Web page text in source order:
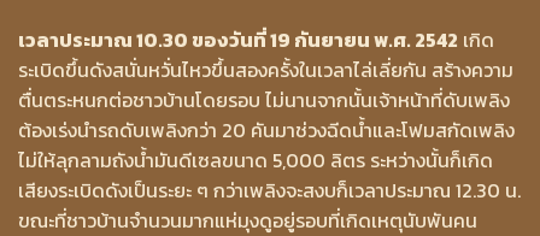
เวลาประมาณ 10.30 ของวันที่ 19 กันยายน พ.ศ. 2542 เกิด
ระเบิดขึ้นดังสนั่นหวั่นไหวขึ้นสองครั้งในเวลาไล่เลี่ยกัน สร้างความ
ตื่นตระหนกต่อชาวบ้านโดยรอบ ไม่นานจากนั้นเจ้าหน้าที่ดับเพลิง
ต้องเร่งนำรถดับเพลิงกว่า 20 คันมาช่วงฉีดน้ำและโฟมสกัดเพลิง
ไม่ให้ลุกลามถังน้ำมันดีเซลขนาด 5,000 ลิตร ระหว่างนั้นก็เกิด
เสียงระเบิดดังเป็นระยะ ๆ กว่าเพลิงจะสงบก็เวลาประมาณ 12.30 น.
ขณะที่ชาวบ้านจำนวนมากแห่มุงดูอยู่รอบที่เกิดเหตุนับพันคน